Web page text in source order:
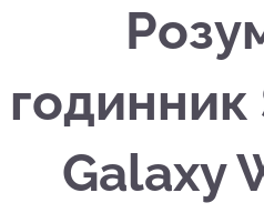
Galaxy